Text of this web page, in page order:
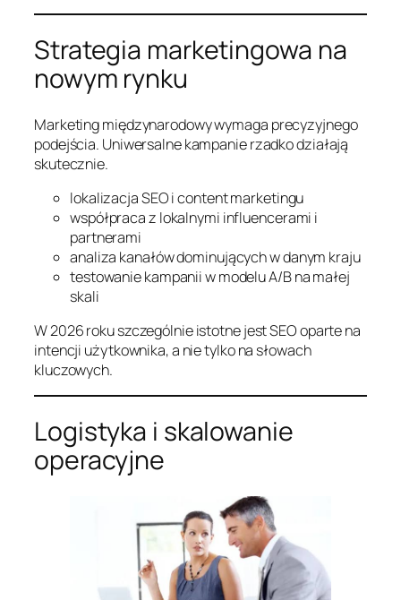
Strategia marketingowa na
nowym rynku
Marketing międzynarodowy wymaga precyzyjnego
podejścia. Uniwersalne kampanie rzadko działają
skutecznie.
lokalizacja SEO i content marketingu
współpraca z lokalnymi influencerami i
partnerami
analiza kanałów dominujących w danym kraju
testowanie kampanii w modelu A/B na małej
skali
W 2026 roku szczególnie istotne jest SEO oparte na
intencji użytkownika, a nie tylko na słowach
kluczowych.
Logistyka i skalowanie
operacyjne